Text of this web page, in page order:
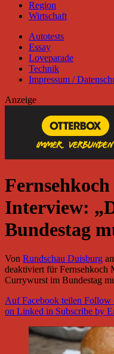
Region
Wirtschaft
Autotests
Essay
Loveparade
Technik
Impressum /
Anzeige
Interview:
Bundestag
Von Rundschau Duisburg
deaktiviertfür Fernsehkoch
Currywurst im Bundestag
Auf Facebook teilen Follow
on Linked in Subscribe by